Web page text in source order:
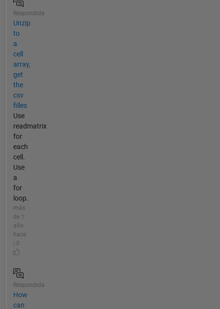
Respondida
Unzip
to
a
cell
array,
get
the
csv
filles
Use
readmatrix
for
each
cell.
Use
a
for
loop.
más
de 1
año
hace
| 0
Respondida
How
can